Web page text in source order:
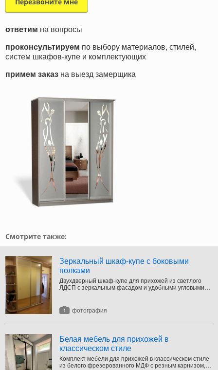
ответим на вопросы
проконсультируем по выбору материалов, стилей,
систем шкафов-купе и комплектующих
примем заказ на выезд замерщика
Смотрите также:
Зеркальный шкаф-купе с боковыми
полками
Двухдверный шкаф-купе для прихожей из светлого
ЛДСП с зеркальным фасадом и удобными угловыми
1 фотография
Белая мебель для прихожей в
классическом стиле
Комплект мебели для прихожей в классическом стиле
из белого фрезерованного МДФ с резным карнизом,